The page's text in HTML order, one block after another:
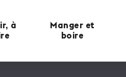
à
Manger et
boire